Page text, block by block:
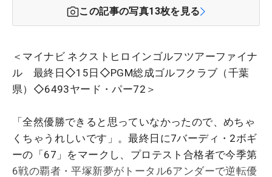
この記事の写真13枚を見る
＜マイナビ ネクストヒロインゴルフツアーファイナ
ル 最終日◇15日◇PGM総成ゴルフクラブ（千葉
県）◇6493ヤード・パー72＞
「全然優勝できると思っていなかったので、めちゃ
くちゃうれしいです」。最終日に7バーディ・2ボギ
ーの「67」をマークし、プロテスト合格者で今季第
6戦の覇者・平塚新夢がトータル6アンダーで逆転優